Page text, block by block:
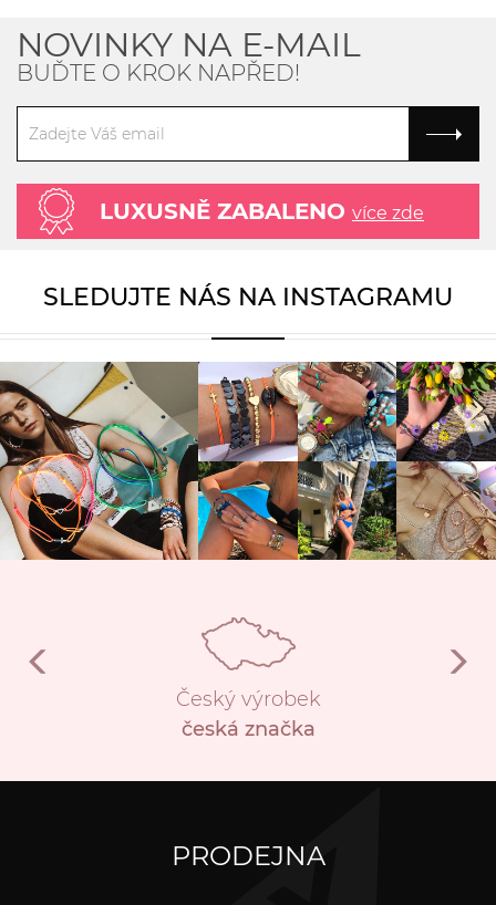
NOVINKY NA E-MAIL
BUĎTE O KROK NAPŘED!
LUXUSNĚ ZABALENO více zde
SLEDUJTE NÁS NA INSTAGRAMU
Český výrobek
česká značka
PRODEJNA